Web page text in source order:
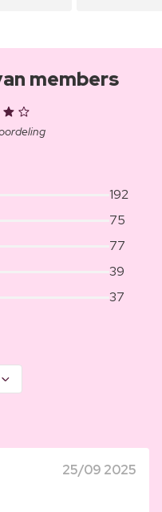
members
192
75
77
39
37
25/09 2025